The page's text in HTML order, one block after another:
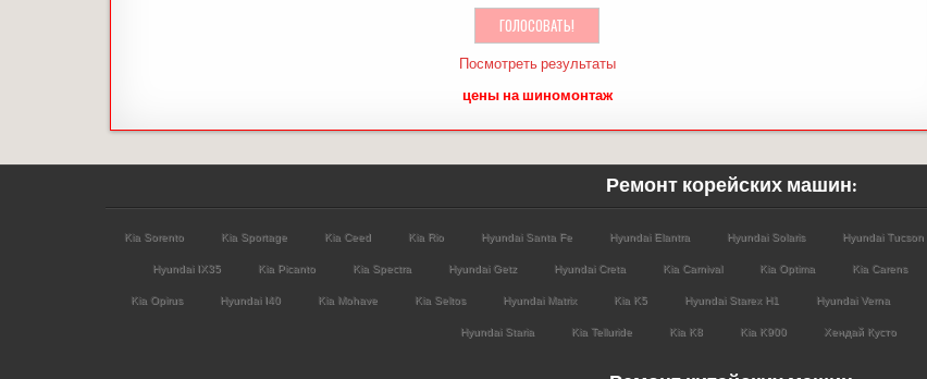
Посмотреть результаты
цены на шиномонтаж
Ремонт корейских машин:
Kia Sorento Kia Sportage Kia Ceed Kia Rio Hyundai Santa Fe Hyundai Elantra Hyundai Solaris Hyundai Tucson
Hyundai IX35 Kia Picanto Kia Spectra Hyundai Getz Hyundai Creta Kia Carnival Kia Optima Kia Carens
Kia Opirus Hyundai I40 Kia Mohave Kia Seltos Hyundai Matrix Kia K5 Hyundai Starex H1 Hyundai Verna
Hyundai Staria Kia Telluride Kia K8 Kia K900 Хендай Кусто